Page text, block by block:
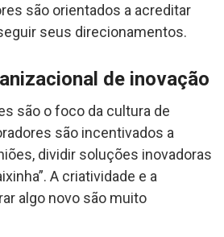
são orientados a acreditar
seus direcionamentos.
de inovação
são o foco da cultura de
são incentivados a
dividir soluções inovadoras
A criatividade e a
algo novo são muito